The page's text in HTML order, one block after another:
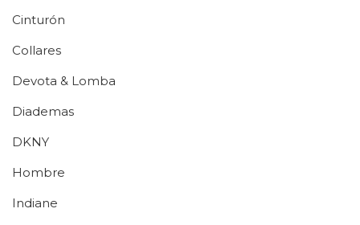
Cinturón
Collares
Devota & Lomba
Diademas
DKNY
Hombre
Indiane